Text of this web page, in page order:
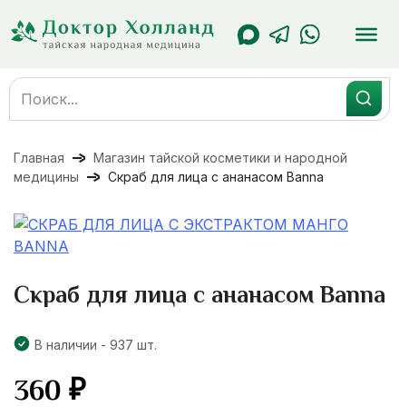
содержанию
Search
for:
Главная
Магазин тайской косметики и народной
медицины
Скраб для лица с ананасом Banna
Скраб для лица с ананасом Banna
В наличии - 937 шт.
360₽